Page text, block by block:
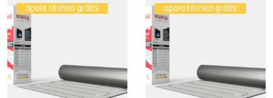
apoio técnico grátis apoio técnico grátis